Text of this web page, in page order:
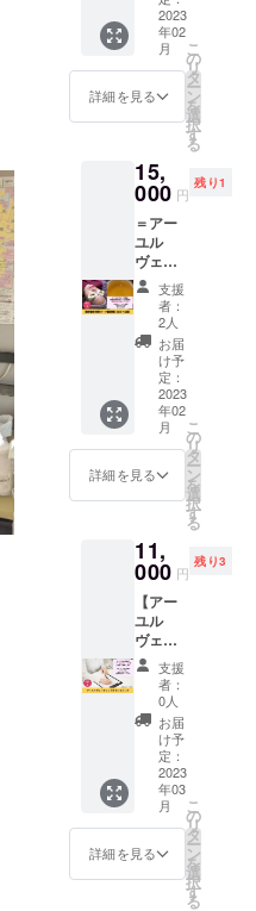
月まで
にお願
いいた
す。 カ
ラダい
チン 〒
547-
阪市平
野区平
野東1-
8-6 商売
農場内
グニス
パイス
ナッ
ツ・ス
イート
料：
アーモ
（アメ
リカ
産）、
カ
シュー
ナッ
ツ、コ
コナッ
ツシュ
ガー、
ギー、
ブラッ
パー、
ヒハ
ガ粉末
・内容
量：30
ｇ ・保
存方
法：高
温多
湿、直
射日光
を避け
て保存
してく
ださい
●ピリ塩
・名
グニス
パイス
ナッツ
オイル
と非加
熱はち
みつで
イーツ
にしま
した。
若返り
のエネ
ルギー
たっぷ
りのサ
プリの
ような
お菓子
です。
※20℃
以下で
溶けて
しまう
ため冷
※時間指
定ご希
合は、
備考欄
にご記
入くだ
さい
（午前
中、14-
16時、
16-18
時、18-
20時、
19-21
送料込
みのお
回）】
マチコ
さんに
よる
アーユ
ル
ダ施術
の「上
半身
コース
回数
権」で
す。 商
売農場
で開催
される
アーユ
ヴェー
ダ施術
日に、
45分の
上半身
ケアを3
ていた
だけま
す。 3
日続け
て受け
たい！
なども
相談可
能。
アーユ
ヴェー
ダのオ
イルケ
アは体
に栄養
を与え
2023
年02
月
詳細を見る
こ
の
リ
タ
ー
ン
を
選
択
す
る
15,
000 円
残り1
＝アー
ユル
ヴェー
ダ施術
＝ 【眼
精疲労
対策
コース
回数権
（45分
回）】
マチコ
さんに
よる
アーユ
ヴェー
ダ施術
の「眼
精疲労
対策
コース
回数
権」で
す。 商
売農場
で開催
される
アーユ
ヴェー
ダ施術
日に、
支援
者：
2人
お届
け予
定：
2023
年02
月
詳細を見る
こ
の
リ
タ
ー
ン
を
選
択
す
る
11,
000 円
残り3
【アー
ユル
ヴェー
ディッ
クカウ
ンセリ
ング】
インド
の伝統
医学
「アー
ユル
ヴェー
ダ」の
体質論
と哲学
支援
者：
0人
お届
け予
定：
2023
年03
月
詳細を見る
こ
の
リ
タ
ー
ン
を
選
択
す
る